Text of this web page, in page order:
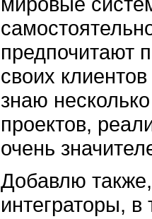
предпочитают
своих
знаю
проектов,
очень
Добавлю
интеграторы,